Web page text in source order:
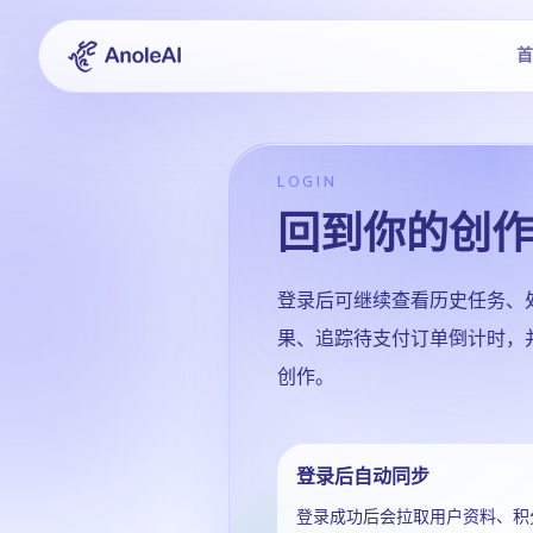
LOGIN
回到你的创
登录后可继续查看历史任务、
果、追踪待支付订单倒计时，
创作。
登录后自动同步
登录成功后会拉取用户资料、